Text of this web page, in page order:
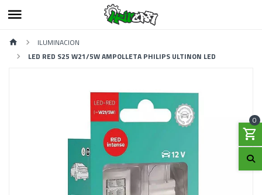
0
ILUMINACION
LED RED S25 W21/5W AMPOLLETA PHILIPS ULTINON LED